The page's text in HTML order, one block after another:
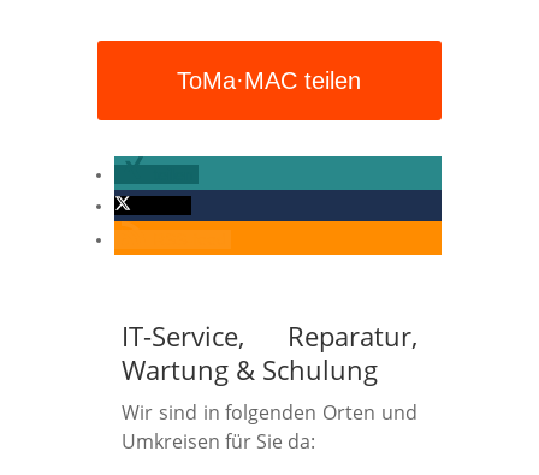
ToMa·MAC teilen
IT-Service, Reparatur,
Wartung &Schulung
Wir sind in folgenden Orten und
Umkreisen für Sie da: